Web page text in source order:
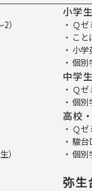
）
）
小学生
Ｑゼ
こと
小学
個別
中学生
Ｑゼ
個別
高校
Ｑゼ
駿台
個別
弥生